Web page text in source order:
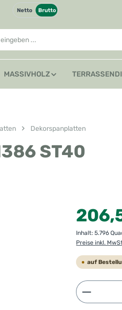
Netto Brutto
MASSIVHOLZ
Dekorspanplatten
ST40
Regulärer
Inhalt:5.796
Preise inkl.
auf
Produkt